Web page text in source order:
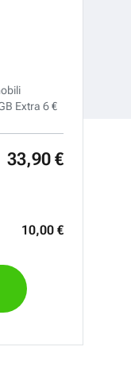
Extra 6 €
33,90 €
10,00 €